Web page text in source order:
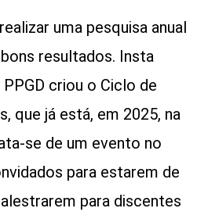
uma pesquisa anual
resultados. Insta
criou o Ciclo de
que já está, em 2025, na
se de um evento no
para estarem de
para discentes